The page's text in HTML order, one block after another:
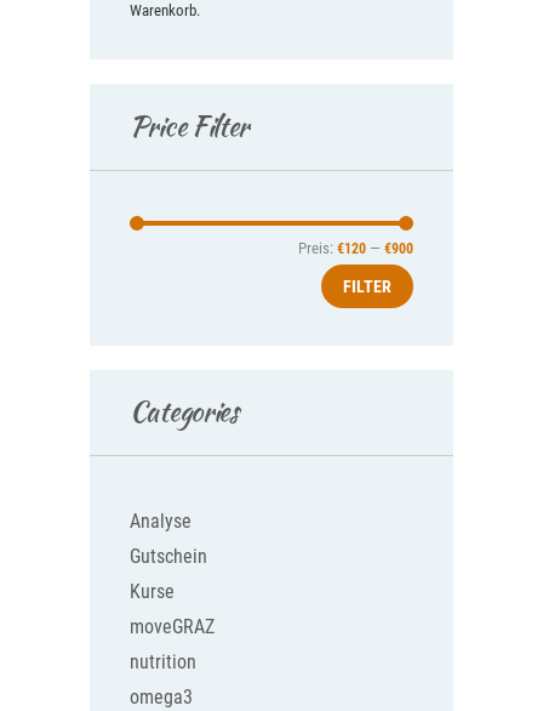
Warenkorb.
Price Filter
FILTER
Preis:€120 —€900
Categories
Analyse
Gutschein
Kurse
moveGRAZ
nutrition
omega3